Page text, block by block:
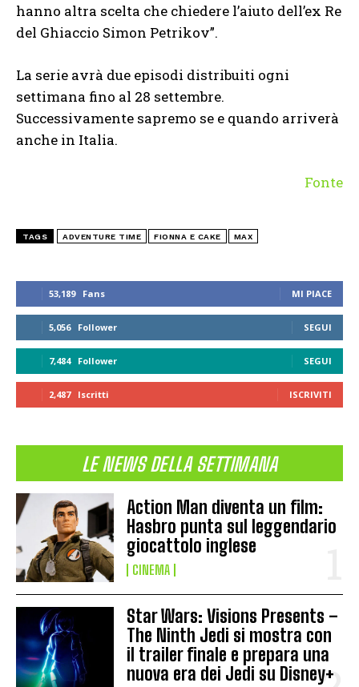
53,189 Fans MI PIACE
5,056 Follower SEGUI
7,484 Follower SEGUI
2,487 Iscritti ISCRIVITI
LE NEWS DELLA SETTIMANA
Action Man diventa un film:
Hasbro punta sul leggendario
giocattolo inglese
CINEMA
Star Wars: Visions Presents –
The Ninth Jedi si mostra con
il trailer finale e prepara una
nuova era dei Jedi su Disney+
hanno altra scelta che chiedere l’aiuto dell’ex Re
del Ghiaccio Simon Petrikov”.
La serie avrà due episodi distribuiti ogni
settimana fino al 28 settembre.
Successivamente sapremo se e quando arriverà
anche in Italia.
Fonte
TAGS ADVENTURE TIME FIONNA E CAKE MAX